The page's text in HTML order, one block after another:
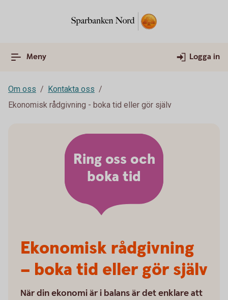
Meny Logga in
Om oss
Kontakta oss
Ekonomisk rådgivning - boka tid eller gör själv
Ekonomisk rådgivning
– boka tid eller gör själv
När din ekonomi är i balans är det enklare att
Ring oss och
boka tid